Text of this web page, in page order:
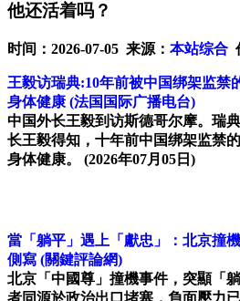
他还活着吗？
时间：2026-07-05 来源： 本站综合
王毅访瑞典:10年前被中国绑架监禁
身体健康 (法国国际广播电台)
中国外长王毅到访斯德哥尔摩。瑞
长王毅得知，十年前中国绑架监禁
身体健康。 (2026年07月05日)
當「躺平」遇上「獻忠」：北京撞
側寫 (關鍵評論網)
北京「中國尊」撞機事件，突顯「